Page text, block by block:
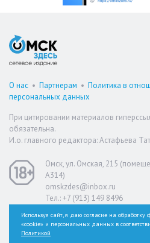
О нас • Партнерам • Политика в
персональных данных
При цитировании материалов
обязательна.
И.о. главного редактора: Астафьева
Омск, ул. Омская, 215
А314)
omskzdes@inbox.ru
Тел.: +7 (913) 149 8496
Версия для слабовидящих
Используя сайт, я даю согласие на обработку
«cookie» и персональных данных в
Политикой